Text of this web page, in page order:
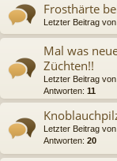
Frosthärte
Letzter Beitrag von
Mal was
Züchten!!
Letzter Beitrag von
Antworten: 11
Letzter Beitrag von
Antworten: 20